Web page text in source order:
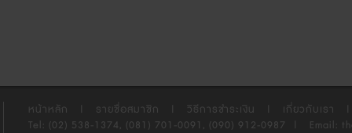
หน้าหลัก รายชื่อสมาชิก วิธีการชำระเงิน เกี่ยวกับเรา
Tel: (02) 538-1374, (081) 701-0091, (090) 912-0987
Email: